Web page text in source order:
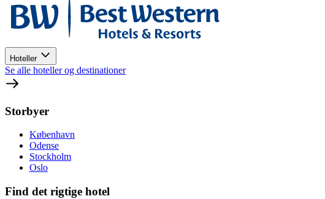
Hoteller
Se alle hoteller og destinationer
Storbyer
København
Odense
Stockholm
Oslo
Find det rigtige hotel